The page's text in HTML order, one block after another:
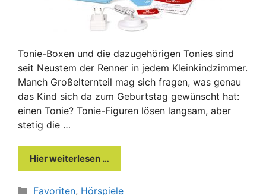
Tonie-Boxen und die dazugehörigen Tonies sind
seit Neustem der Renner in jedem Kleinkindzimmer.
Manch Großelternteil mag sich fragen, was genau
das Kind sich da zum Geburtstag gewünscht hat:
einen Tonie? Tonie-Figuren lösen langsam, aber
stetig die …
Hier weiterlesen …
Kategorien
Favoriten, Hörspiele